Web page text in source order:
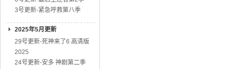
3号更新-紧急呼救第八季
2025年5月更新
29号更新-死神来了6 高清版
2025
24号更新-安多 神剧第二季